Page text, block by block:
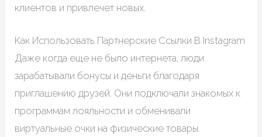
клиентов и привлечет новых.
Как Использовать Партнерские Ссылки В Instagram
Даже когда еще не было интернета, люди
зарабатывали бонусы и деньги благодаря
приглашению друзей. Они подключали знакомых к
программам лояльности и обменивали
виртуальные очки на физические товары.